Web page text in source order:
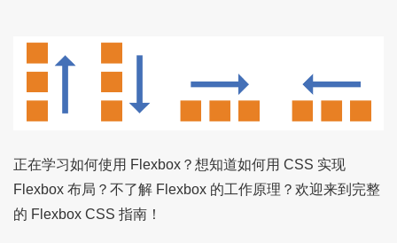
正在学习如何使用 Flexbox？想知道如何用 CSS 实现
Flexbox 布局？不了解 Flexbox 的工作原理？欢迎来到完整
的 Flexbox CSS 指南！